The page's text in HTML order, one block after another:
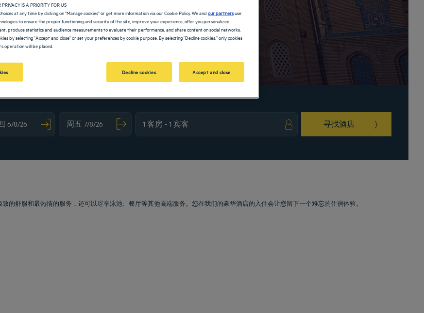
返回目的地
寻找酒店
的舒服和最热情的服务，还可以尽享泳池、餐厅等其他高端服务。您在我们的豪华酒店的入住会让您留下一个难忘的住宿体验。
IS A PRIORITY FOR US
at any time by clicking on "Manage cookies" or get more information via our Cookie Policy. We andour partnersuse
to ensure the proper functioning and security of the site, improve your experience, offer you personalized
produce statistics and audience measurements to evaluate their performance, and share content on social networks.
by selecting "Accept and close" or set your preferences by cookie purpose. By selecting "Decline cookies," only cookies
operation will be placed.
Decline cookies Accept and close